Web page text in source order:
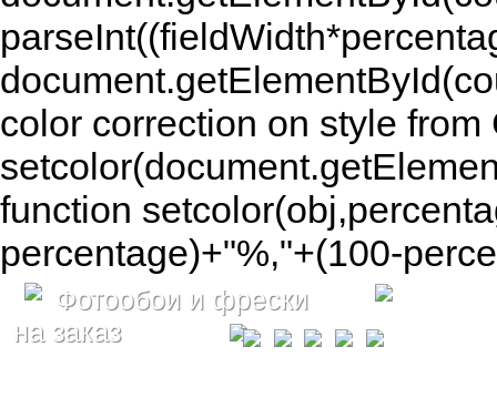
color correction on style
function
percentage)+"%,"+(100-
Фотообои и фрески
на заказ